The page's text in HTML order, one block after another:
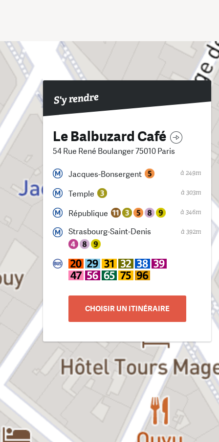
S'y rendre
Le Balbuzard Café
54 Rue René Boulanger 75010 Paris
Jacques-Bonsergent à 249m
Temple à 303m
République à 346m
Strasbourg-Saint-Denis à 392m
CHOISIR UN ITINÉRAIRE